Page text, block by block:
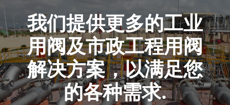
我们提供更多的工业
用阀及市政工程用阀
解决方案，以满足您
的各种需求.